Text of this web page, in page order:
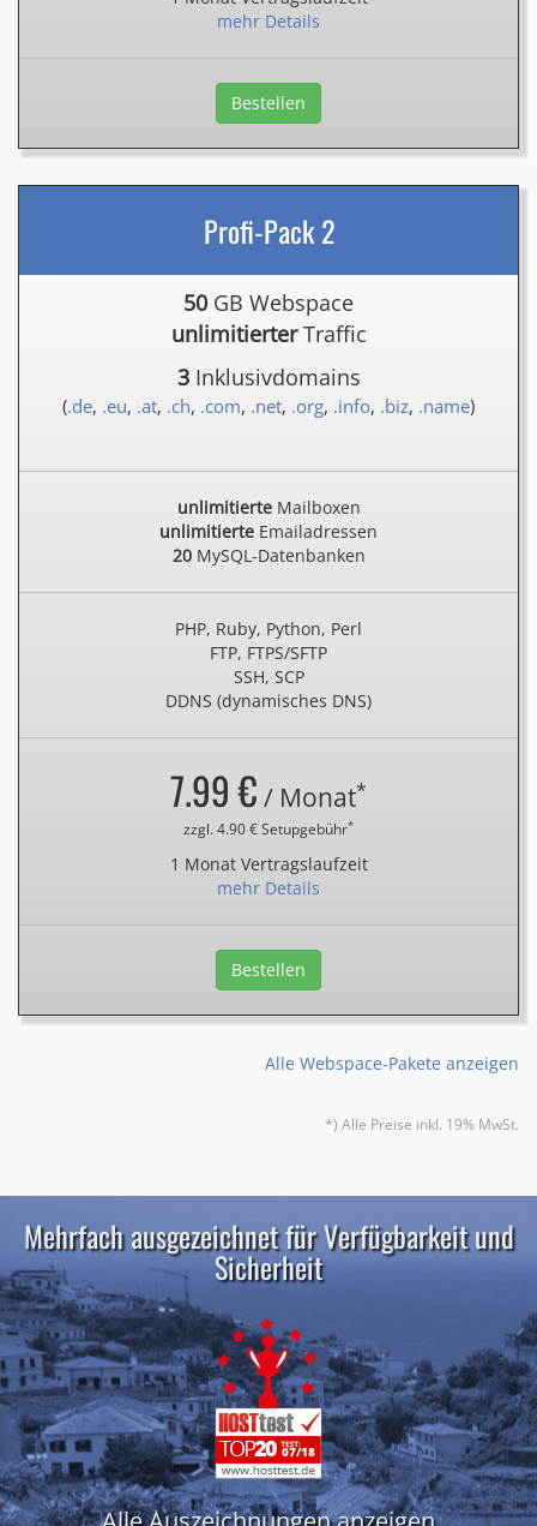
mehr Details
Bestellen
Profi-Pack 2
50 GB Webspace
unlimitierterTraffic
3Inklusivdomains
(.de, .eu, .at, .ch, .com, .net, .org, .info, .biz, .name)
unlimitierteMailboxen
unlimitierte Emailadressen
20MySQL-Datenbanken
PHP, Ruby, Python, Perl
FTP, FTPS/SFTP
SSH, SCP
DDNS (dynamisches DNS)
7.99 € / Monat*
zzgl. 4.90 € Setupgebühr*
1 Monat Vertragslaufzeit
mehr Details
Bestellen
Alle Webspace-Pakete anzeigen
*) Alle Preise inkl. 19% MwSt.
Mehrfach ausgezeichnet für Verfügbarkeit und
Sicherheit